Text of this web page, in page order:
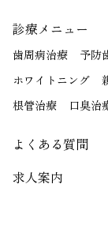
診療メニュー
歯周病治療 予防
ホワイトニング
根管治療
口臭治
よくある質問
求人案内